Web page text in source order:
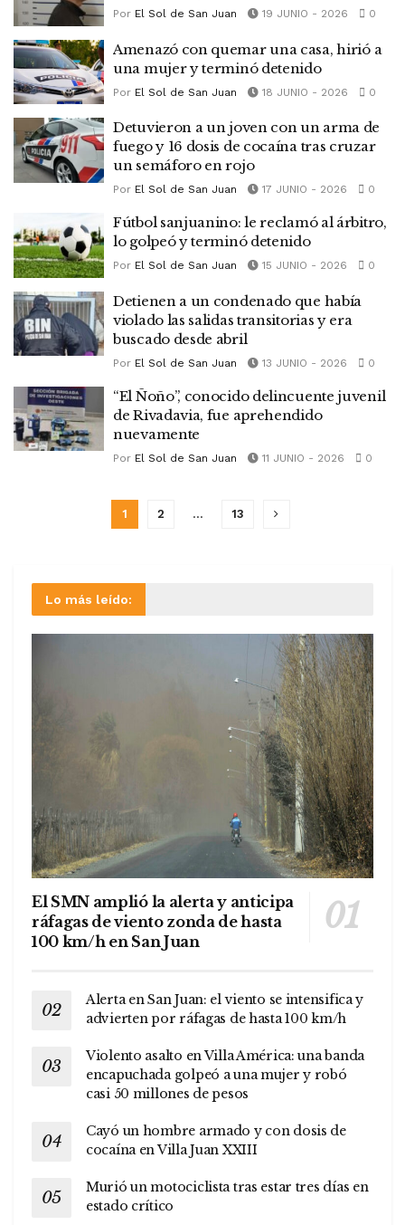
Por El Sol de San Juan 19 JUNIO - 2026 0
Amenazó con quemar una casa, hirió a
una mujer y terminó detenido
Por El Sol de San Juan 18 JUNIO - 2026 0
Detuvieron a un joven con un arma de
fuego y 16 dosis de cocaína tras cruzar
un semáforo en rojo
Por El Sol de San Juan 17 JUNIO - 2026 0
Fútbol sanjuanino: le reclamó al árbitro,
lo golpeó y terminó detenido
Por El Sol de San Juan 15 JUNIO - 2026 0
Detienen a un condenado que había
violado las salidas transitorias y era
buscado desde abril
Por El Sol de San Juan 13 JUNIO - 2026 0
“El Ñoño”, conocido delincuente juvenil
de Rivadavia, fue aprehendido
nuevamente
Por El Sol de San Juan 11 JUNIO - 2026 0
1 2 … 13
Lo más leído:
El SMN amplió la alerta y anticipa
ráfagas de viento zonda de hasta
100 km/h en San Juan
Alerta en San Juan: el viento se intensifica y
advierten por ráfagas de hasta 100 km/h
Violento asalto en Villa América: una banda
encapuchada golpeó a una mujer y robó
casi 50 millones de pesos
Cayó un hombre armado y con dosis de
cocaína en Villa Juan XXIII
Murió un motociclista tras estar tres días en
estado crítico